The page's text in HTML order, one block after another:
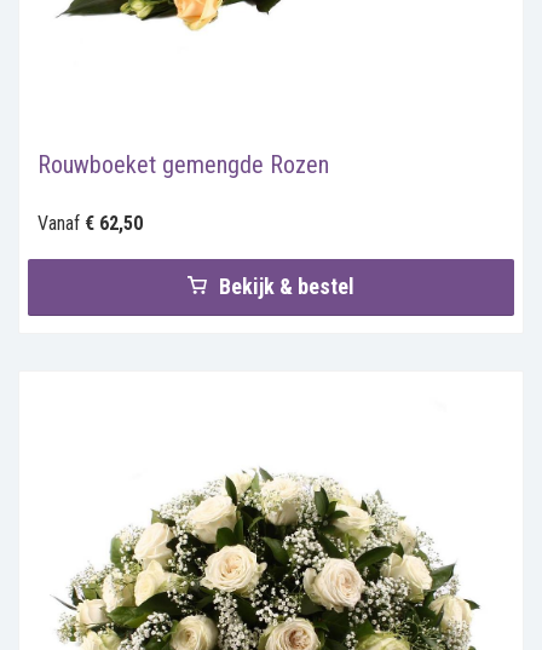
Rouwboeket gemengde Rozen
Vanaf € 62,50
Bekijk & bestel